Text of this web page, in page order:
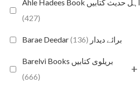
Ahle Hadees Book اہل حدیث کتابیں
(427)
Barae Deedar برائے دیدار (136)
Barelvi Books بریلوی کتابیں
(666)
+